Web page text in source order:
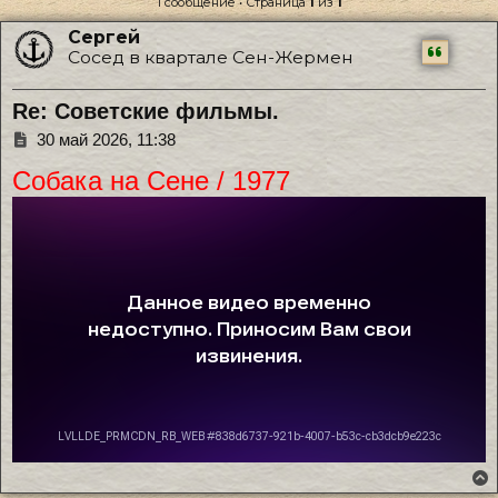
Сергей
Сосед в квартале Сен-Жермен
Re: Советские фильмы.
Сообщение
30 май 2026, 11:38
Собака на Сене / 1977